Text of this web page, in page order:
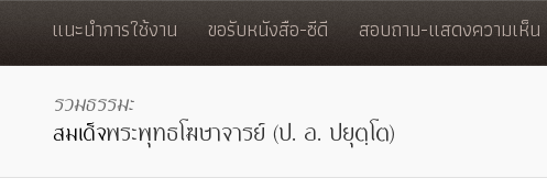
แนะนำการใช้งาน ขอรับหนังสือ-ซีดี สอบถาม-แสดงความเห็น